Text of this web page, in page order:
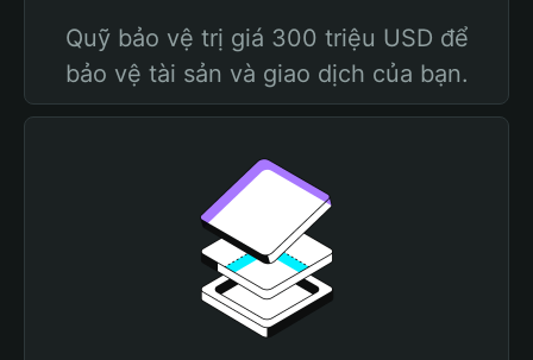
Quỹ bảo vệ trị giá 300 triệu USD để
bảo vệ tài sản và giao dịch của bạn.